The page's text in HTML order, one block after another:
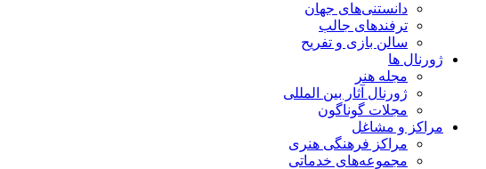
دانستنی‌های جهان
ترفندهای جالب
سالن بازی و تفریح
ژورنال ها
مجله هنر
ژورنال آثار بین المللی
مجلات گوناگون
مراکز و مشاغل
مراکز فرهنگی هنری
مجموعه‌های خدماتی